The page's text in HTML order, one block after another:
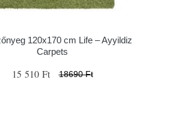
120x170 cm Life – Ayyildiz
Carpets
15 510 Ft 18690 Ft